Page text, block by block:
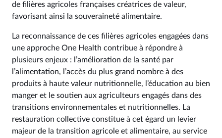
de filières agricoles françaises créatrices de valeur,
favorisant ainsi la souveraineté alimentaire.
La reconnaissance de ces filières agricoles engagées dans
une approche One Health contribue à répondre à
plusieurs enjeux : l’amélioration de la santé par
l’alimentation, l’accès du plus grand nombre à des
produits à haute valeur nutritionnelle, l’éducation au bien
manger et le soutien aux agriculteurs engagés dans des
transitions environnementales et nutritionnelles. La
restauration collective constitue à cet égard un levier
majeur de la transition agricole et alimentaire, au service